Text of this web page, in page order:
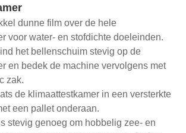
dunne film over de hele
voor water- en stofdichte doeleinden.
het bellenschuim stevig op de
en bedek de machine vervolgens met
zak.
de klimaattestkamer in een versterkte
een pallet onderaan.
stevig genoeg om hobbelig zee- en